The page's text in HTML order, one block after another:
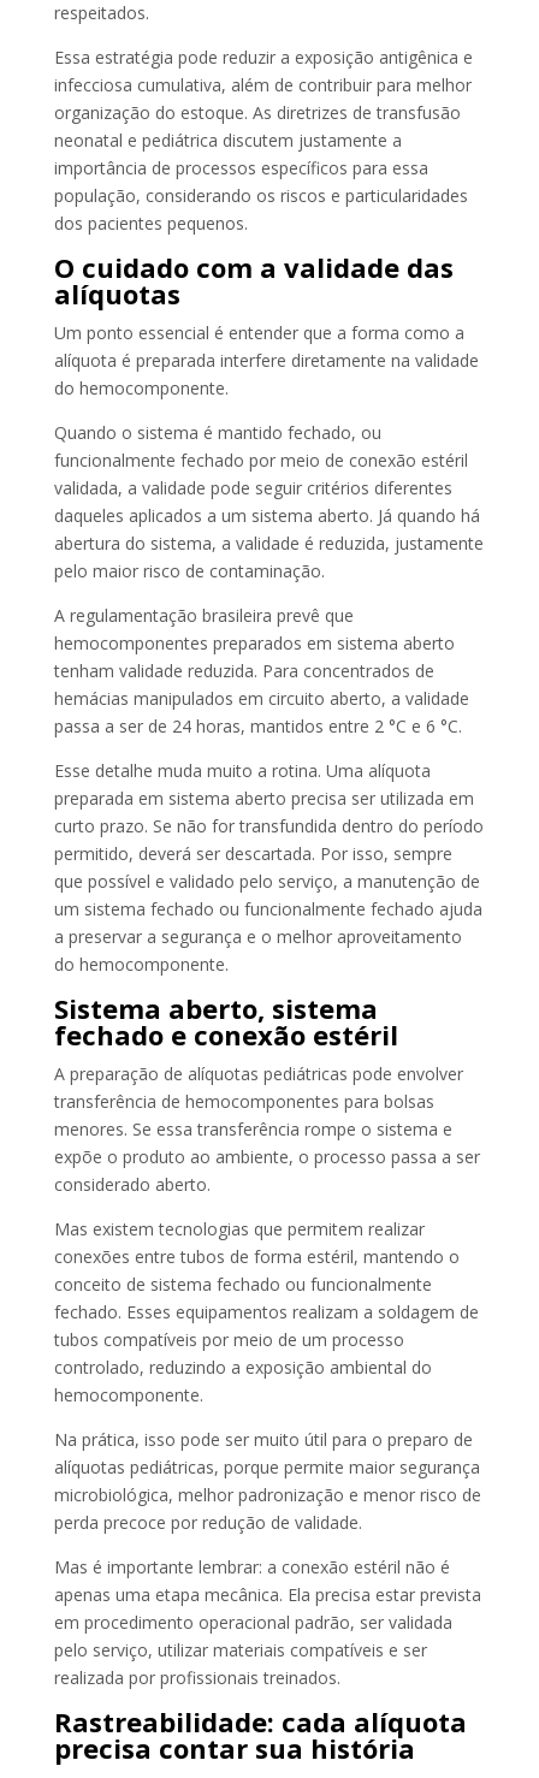
respeitados.
Essa estratégia pode reduzir a exposição antigênica e
infecciosa cumulativa, além de contribuir para melhor
organização do estoque. As diretrizes de transfusão
neonatal e pediátrica discutem justamente a
importância de processos específicos para essa
população, considerando os riscos e particularidades
dos pacientes pequenos.
O cuidado com a validade das
alíquotas
Um ponto essencial é entender que a forma como a
alíquota é preparada interfere diretamente na validade
do hemocomponente.
Quando o sistema é mantido fechado, ou
funcionalmente fechado por meio de conexão estéril
validada, a validade pode seguir critérios diferentes
daqueles aplicados a um sistema aberto. Já quando há
abertura do sistema, a validade é reduzida, justamente
pelo maior risco de contaminação.
A regulamentação brasileira prevê que
hemocomponentes preparados em sistema aberto
tenham validade reduzida. Para concentrados de
hemácias manipulados em circuito aberto, a validade
passa a ser de 24 horas, mantidos entre 2 °C e 6 °C.
Esse detalhe muda muito a rotina. Uma alíquota
preparada em sistema aberto precisa ser utilizada em
curto prazo. Se não for transfundida dentro do período
permitido, deverá ser descartada. Por isso, sempre
que possível e validado pelo serviço, a manutenção de
um sistema fechado ou funcionalmente fechado ajuda
a preservar a segurança e o melhor aproveitamento
do hemocomponente.
Sistema aberto, sistema
fechado e conexão estéril
A preparação de alíquotas pediátricas pode envolver
transferência de hemocomponentes para bolsas
menores. Se essa transferência rompe o sistema e
expõe o produto ao ambiente, o processo passa a ser
considerado aberto.
Mas existem tecnologias que permitem realizar
conexões entre tubos de forma estéril, mantendo o
conceito de sistema fechado ou funcionalmente
fechado. Esses equipamentos realizam a soldagem de
tubos compatíveis por meio de um processo
controlado, reduzindo a exposição ambiental do
hemocomponente.
Na prática, isso pode ser muito útil para o preparo de
alíquotas pediátricas, porque permite maior segurança
microbiológica, melhor padronização e menor risco de
perda precoce por redução de validade.
Mas é importante lembrar: a conexão estéril não é
apenas uma etapa mecânica. Ela precisa estar prevista
em procedimento operacional padrão, ser validada
pelo serviço, utilizar materiais compatíveis e ser
realizada por profissionais treinados.
Rastreabilidade: cada alíquota
precisa contar sua história